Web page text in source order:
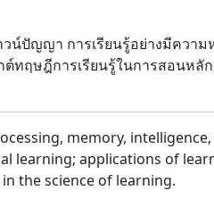
น์ปัญญา การเรียนรู้อย่างมีควา
ทฤษฎีการเรียนรู้ในการสอนห
memory,
learning; applications of
the science of learning.